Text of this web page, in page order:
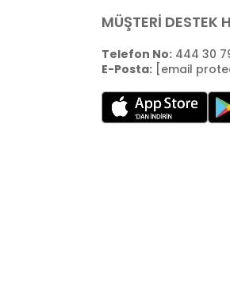
MÜŞTERİ DESTEK
Telefon No:444 30
E-Posta: [email